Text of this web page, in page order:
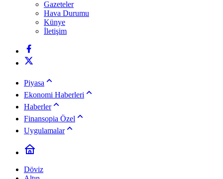
Gazeteler
Hava Durumu
Künye
İletişim
Piyasa
Ekonomi Haberleri
Haberler
Finansopia Özel
Uygulamalar
Döviz